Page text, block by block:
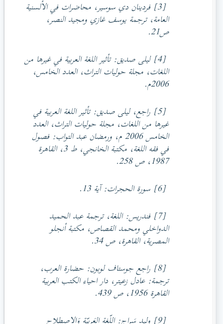
[3] فردينان دي سوسير، محاضرات في الألسنية
العامة، ترجمة يوسف غازي ومجيد النصر،
ص21.
[4] ليلى صديق: تأثير اللغة العربية في غيرها من
اللغات، مجلة حوليات التراث، العدد الخامس،
2006م.
[5] راجع، ليلى صديق: تأثير اللغة العربية في
غيرها من اللغات، مجلة حوليات التراث، العدد
الخامس 2006 م، ورمضان عبد التواب: فصول
في فقه اللغة، مكتبة الخانجي، ط 3، القاهرة
1987، ص 258.
[6] سورة الحجرات: آية 13.
[7] فندريس: اللغة، ترجمة عبد الحميد
الدواخلي ومحمد القصاص، مكتبة أنجلو
المصرية، القاهرة، ص 34.
[8] راجع جوستاف لوبون: حضارة العرب،
ترجمة: عادل زعيتر، دار احياء الكتب العربية
القاهرة 1956، ص 439.